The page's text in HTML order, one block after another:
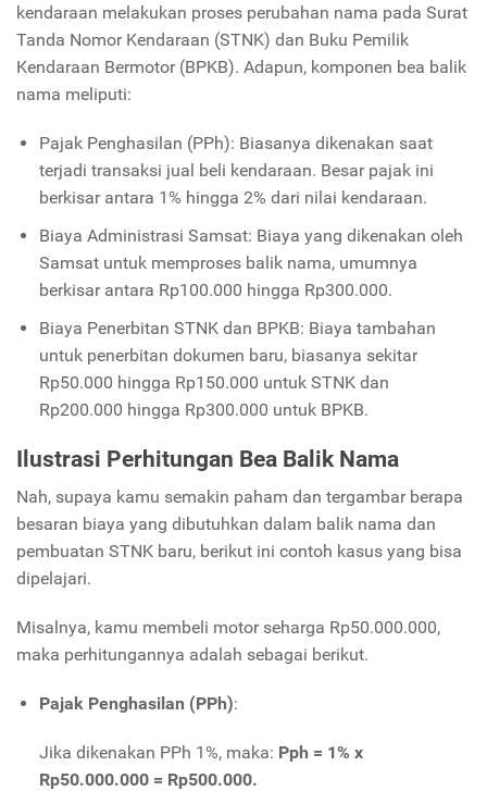
kendaraan melakukan proses perubahan nama pada Surat
Tanda Nomor Kendaraan (STNK) dan Buku Pemilik
Kendaraan Bermotor (BPKB). Adapun, komponen bea balik
nama meliputi:
Pajak Penghasilan (PPh): Biasanya dikenakan saat
terjadi transaksi jual beli kendaraan. Besar pajak ini
berkisar antara 1% hingga 2% dari nilai kendaraan.
Biaya Administrasi Samsat: Biaya yang dikenakan oleh
Samsat untuk memproses balik nama, umumnya
berkisar antara Rp100.000 hingga Rp300.000.
Biaya Penerbitan STNK dan BPKB: Biaya tambahan
untuk penerbitan dokumen baru, biasanya sekitar
Rp50.000 hingga Rp150.000 untuk STNK dan
Rp200.000 hingga Rp300.000 untuk BPKB.
Ilustrasi Perhitungan Bea Balik Nama
Nah, supaya kamu semakin paham dan tergambar berapa
besaran biaya yang dibutuhkan dalam balik nama dan
pembuatan STNK baru, berikut ini contoh kasus yang bisa
dipelajari.
Misalnya, kamu membeli motor seharga Rp50.000.000,
maka perhitungannya adalah sebagai berikut.
Pajak Penghasilan (PPh):
Jika dikenakan PPh 1%, maka: Pph = 1% x
Rp50.000.000 = Rp500.000.